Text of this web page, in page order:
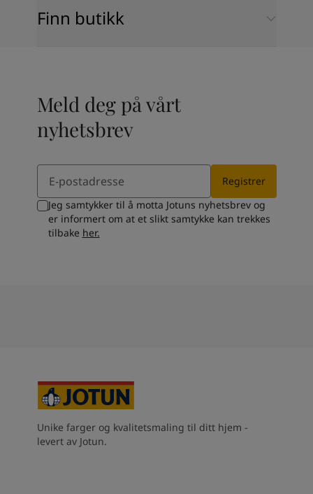
Finn butikk
Meld deg på vårt
nyhetsbrev
Email
Registrer
Jeg samtykker til å motta Jotuns nyhetsbrev og
er informert om at et slikt samtykke kan trekkes
tilbake her.
Unike farger og kvalitetsmaling til ditt hjem -
levert av Jotun.